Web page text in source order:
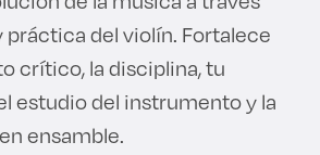
práctica del violín. Fortalece
crítico, la disciplina, tu
estudio del instrumento y la
ensamble.